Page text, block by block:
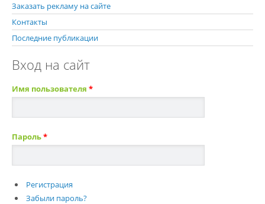
Заказать рекламу на сайте
Контакты
Последние публикации
Вход на сайт
Имя пользователя *
Пароль*
Регистрация
Забыли пароль?